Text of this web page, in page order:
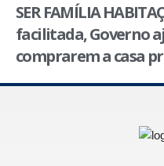
SER FAMÍLIA
facilitada, Governo
comprarem a casa